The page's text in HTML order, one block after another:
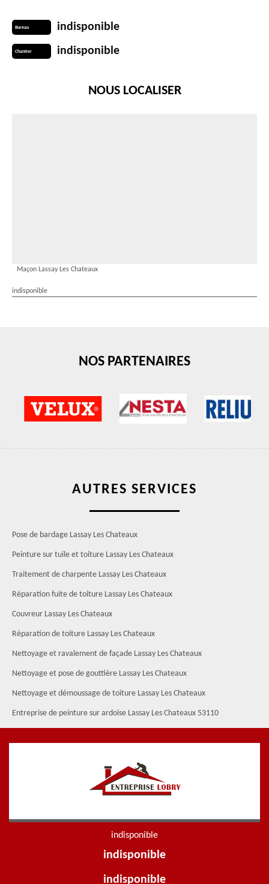
Bureau indisponible
Chantier indisponible
NOUS LOCALISER
Maçon Lassay Les Chateaux
indisponible
NOS PARTENAIRES
AUTRES SERVICES
Pose de bardage Lassay Les Chateaux
Peinture sur tuile et toiture Lassay Les Chateaux
Traitement de charpente Lassay Les Chateaux
Réparation fuite de toiture Lassay Les Chateaux
Couvreur Lassay Les Chateaux
Réparation de toiture Lassay Les Chateaux
Nettoyage et ravalement de façade Lassay Les Chateaux
Nettoyage et pose de gouttière Lassay Les Chateaux
Nettoyage et démoussage de toiture Lassay Les Chateaux
Entreprise de peinture sur ardoise Lassay Les Chateaux 53110
indisponible
indisponible
indisponible